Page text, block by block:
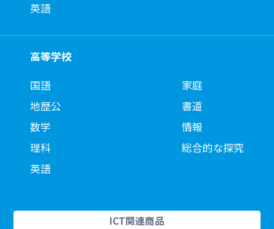
英語
高等学校
国語
地歴公
数学
理科
英語
家庭
書道
情報
総合的な探究
ICT関連商品